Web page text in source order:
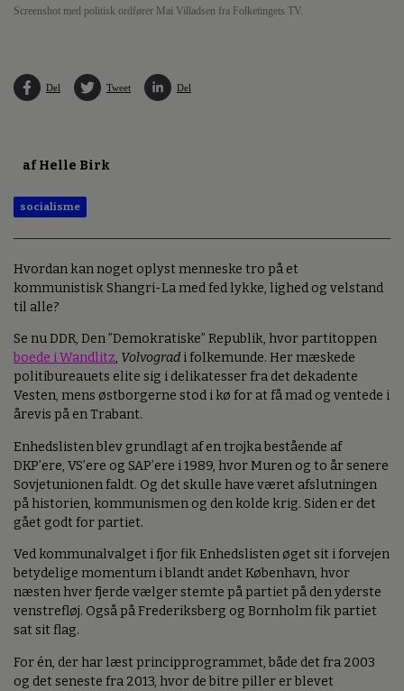
Screenshot med politisk ordfører Mai Villadsen fra Folketingets TV.
Del Tweet Del
af Helle Birk
socialisme
Hvordan kan noget oplyst menneske tro på et
kommunistisk Shangri-La med fed lykke, lighed og velstand
til alle?
Se nu DDR, Den ”Demokratiske” Republik, hvor partitoppen
boede i Wandlitz, Volvograd i folkemunde. Her mæskede
politibureauets elite sig i delikatesser fra det dekadente
Vesten, mens østborgerne stod i kø for at få mad og ventede i
årevis på en Trabant.
Enhedslisten blev grundlagt af en trojka bestående af
DKP’ere, VS’ere og SAP’ere i 1989, hvor Muren og to år senere
Sovjetunionen faldt. Og det skulle have været afslutningen
på historien, kommunismen og den kolde krig. Siden er det
gået godt for partiet.
Ved kommunalvalget i fjor fik Enhedslisten øget sit i forvejen
betydelige momentum i blandt andet København, hvor
næsten hver fjerde vælger stemte på partiet på den yderste
venstrefløj. Også på Frederiksberg og Bornholm fik partiet
sat sit flag.
For én, der har læst principprogrammet, både det fra 2003
og det seneste fra 2013, hvor de bitre piller er blevet